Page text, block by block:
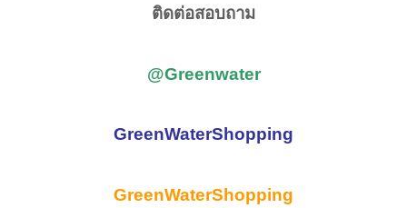
ติดต่อสอบถาม
@Greenwater
GreenWaterShopping
GreenWaterShopping